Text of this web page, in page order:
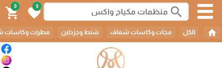
search
0
favorite
0
shopping_cart
home الكل مجات وكاسات شفاف شنط وجزداين مطرات وكاسات